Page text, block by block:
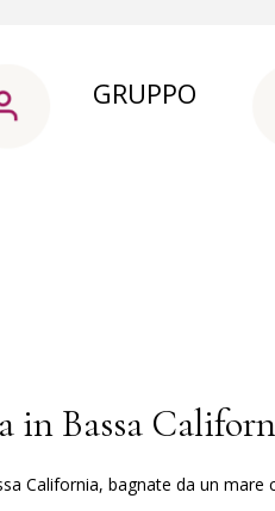
GRUPPO
in Bassa
California, bagnate da un mare